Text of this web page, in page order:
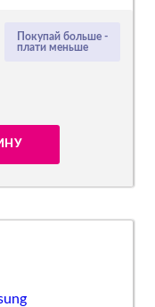
Покупай больше -
плати меньше